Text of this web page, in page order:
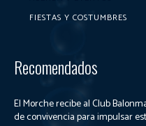
FIESTAS Y COSTUMBRES
Recomendados
El Morche recibe al Club
de convivencia para impulsar